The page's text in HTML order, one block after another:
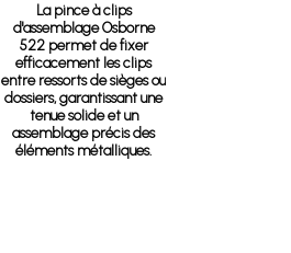
La pince à clips
d'assemblage Osborne
522 permet de fixer
efficacement les clips
entre ressorts de sièges ou
dossiers, garantissant une
tenue solide et un
assemblage précis des
éléments métalliques.